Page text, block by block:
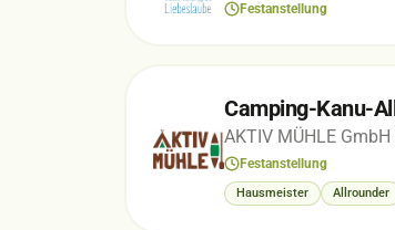
Festanstellung
Camping-Kanu-
AKTIV MÜHLE GmbH
Festanstellung
Hausmeister Allrounder